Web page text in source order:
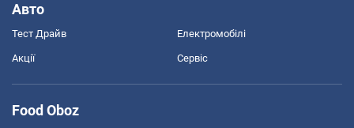
Авто
Тест Драйв Електромобілі
Акції Сервіс
Food Oboz